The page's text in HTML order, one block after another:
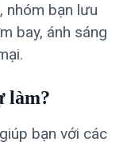
nhóm bạn lưu
bay, ánh sáng
làm?
bạn với các